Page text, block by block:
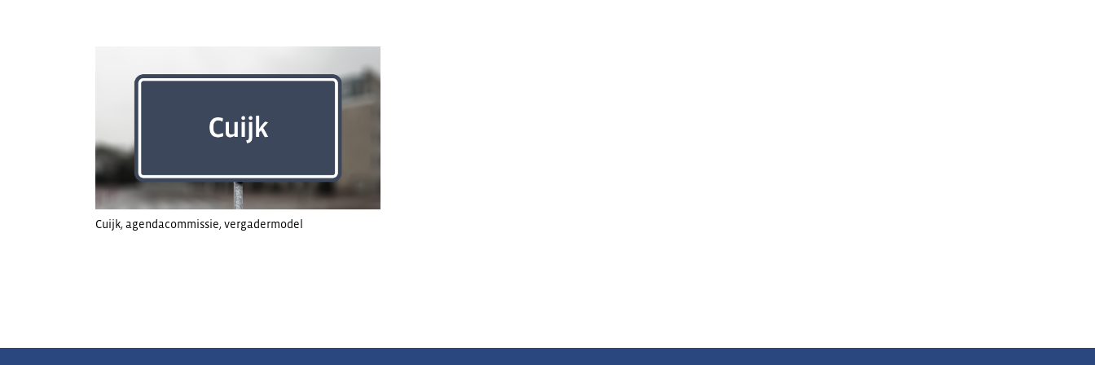
Cuijk,agendacommissie,vergadermodel